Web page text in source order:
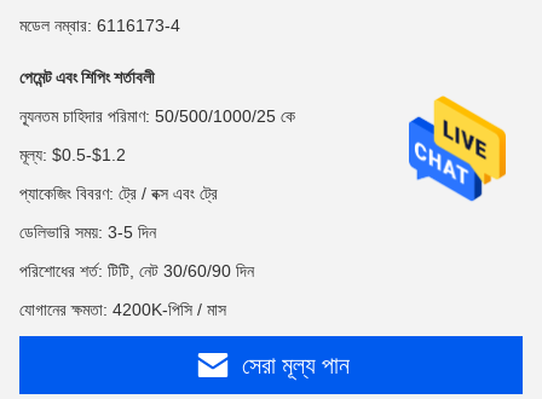
মডেল নম্বার: 6116173-4
পেমেন্ট এবং শিপিং শর্তাবলী
ন্যূনতম চাহিদার পরিমাণ: 50/500/1000/25 কে
মূল্য: $0.5-$1.2
প্যাকেজিং বিবরণ: ট্রে / বক্স এবং ট্রে
ডেলিভারি সময়: 3-5 দিন
পরিশোধের শর্ত: টিটি, নেট 30/60/90 দিন
যোগানের ক্ষমতা: 4200K-পিসি / মাস
সেরা মূল্য পান